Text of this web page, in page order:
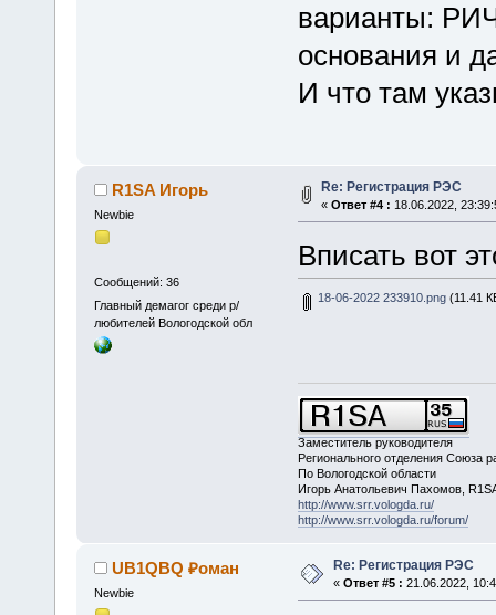
варианты:
основания и
И что там
R1SA Игорь
Newbie
Сообщений: 36
Главный демагог среди р/
любителей Вологодской обл
Re: Регистрация РЭС
« Ответ #4 : 18.06.2022,
Вписать вот
18-06-2022 233910.png(11.41
Заместитель руководителя
Регионального отделения Союза
По Вологодской области
Игорь Анатольевич Пахомов,
http://www.srr.vologda.ru/
http://www.srr.vologda.ru/forum/
UB1QBQ ₽оман
Newbie
Re: Регистрация РЭС
« Ответ #5 : 21.06.2022,